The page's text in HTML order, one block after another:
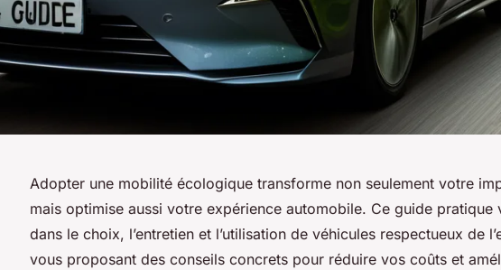
Adopter une mobilité écologique transforme non seulement votre
mais optimise aussi votre expérience automobile. Ce guide pratique
dans le choix, l’entretien et l’utilisation de véhicules respectueux de
vous proposant des conseils concrets pour réduire vos coûts et